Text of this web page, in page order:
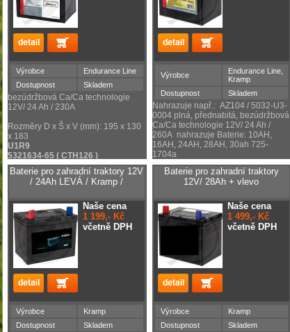
Výrobce
Endurance Line
Dostupnost
Skladem
bezúdržbová Ca/Ca technologie
12V/ 24 Ah / 230A
Rozměry D x Š x V (mm): 195 x 130
x 183
U1R9
5321634-65 ( CTH126 )
Výrobce
Endurance Line,
Kramp
Dostupnost
Skladem
Nahrazuje např.: AZ104 / 5032-U3-
0004 plná, přednabitá, bezúdržbová
Ca/Ca technologie 12V/ 24 Ah /
260A nahrazuje Baterie: 10AH,
16AH, 24AH, 28AH, 30ah 725-
1704a
Baterie pro zahradní traktory 12V
/ 24Ah LEVÁ / Kramp /
Naše cena
1 199,- Kč
včetně DPH
Výrobce
Kramp
Dostupnost
Skladem
Baterie pro zahradní traktory
12V/ 28Ah + vlevo
Naše cena
1 499,- Kč
včetně DPH
Výrobce
Kramp
Dostupnost
Skladem